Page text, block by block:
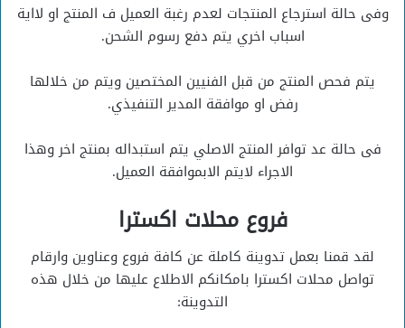
وفى حالة استرجاع المنتجات لعدم رغبة العميل ف المنتج او لااية
اسباب اخري يتم دفع رسوم الشحن.
يتم فحص المنتج من قبل الفنيين المختصين ويتم من خلالها
رفض او موافقة المدير التنفيذي.
فى حالة عد توافر المنتج الاصلي يتم استبداله بمنتج اخر وهذا
الاجراء لايتم الابموافقة العميل.
فروع محلات اكسترا
لقد قمنا بعمل تدوينة كاملة عن كافة فروع وعناوين وارقام
تواصل محلات اكسترا بامكانكم الاطلاع عليها من خلال هذه
التدوينة: